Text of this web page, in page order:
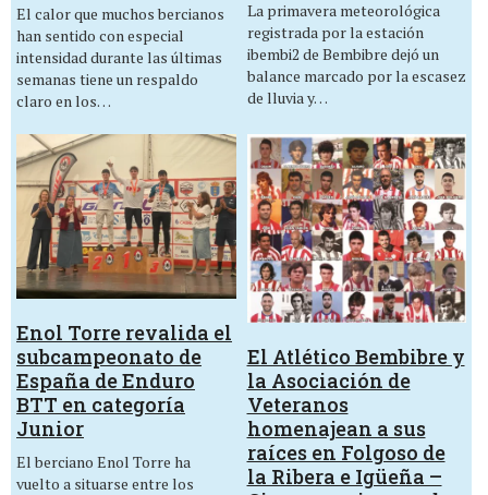
El calor que muchos bercianos
han sentido con especial
intensidad durante las últimas
semanas tiene un respaldo
claro en los…
La primavera meteorológica
registrada por la estación
ibembi2 de Bembibre dejó un
balance marcado por la escasez
de lluvia y…
Enol Torre revalida el
subcampeonato de
España de Enduro
BTT en categoría
Junior
El berciano Enol Torre ha
vuelto a situarse entre los
El Atlético Bembibre y
la Asociación de
Veteranos
homenajean a sus
raíces en Folgoso de
la Ribera e Igüeña –